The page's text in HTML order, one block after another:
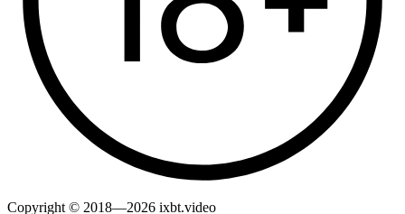
Copyright © 2018—2026 ixbt.video